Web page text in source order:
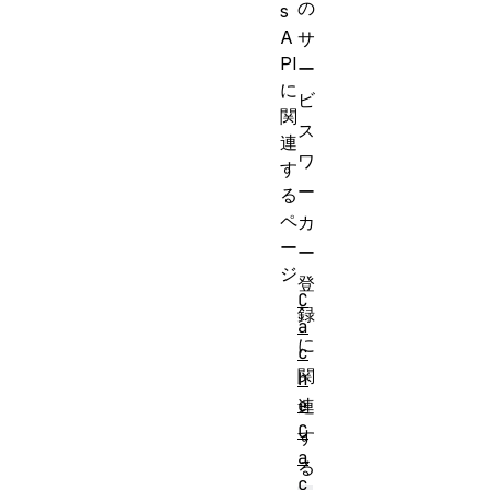
の
サ
ー
ビ
ス
ワ
ー
カ
ー
登
録
に
関
連
す
る
s
A
PI
に
関
連
す
る
ペ
ー
ジ
C
a
c
h
e
C
a
c